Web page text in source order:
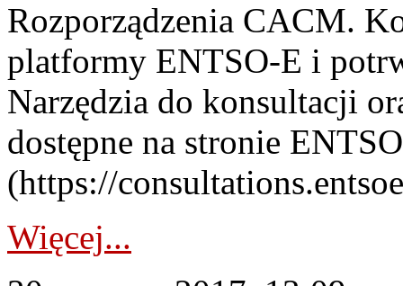
Rozporządzenia CACM.
platformy ENTSO-E i
Narzędzia do konsultacji
dostępne na stronie
(https://
Więcej...